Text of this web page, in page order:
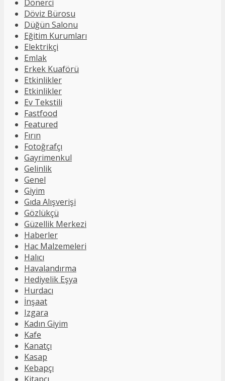
Dönerci
Döviz Bürosu
Düğün Salonu
Eğitim Kurumları
Elektrikçi
Emlak
Erkek Kuaförü
Etkinlikler
Etkinlikler
Ev Tekstili
Fastfood
Featured
Fırın
Fotoğrafçı
Gayrimenkul
Gelinlik
Genel
Giyim
Gıda Alışverişi
Gözlükçü
Güzellik Merkezi
Haberler
Hac Malzemeleri
Halıcı
Havalandırma
Hediyelik Eşya
Hurdacı
İnşaat
Izgara
Kadın Giyim
Kafe
Kanatçı
Kasap
Kebapçı